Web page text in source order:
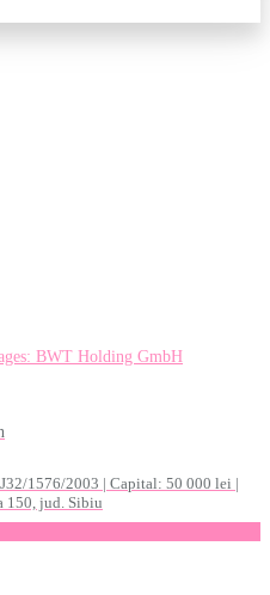
BWT Holding GmbH
1576/2003 | Capital: 50 000 lei |
150, jud. Sibiu